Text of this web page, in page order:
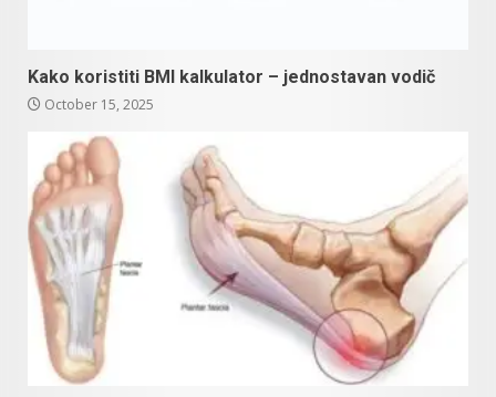
Kako koristiti BMI kalkulator – jednostavan vodič
October 15, 2025